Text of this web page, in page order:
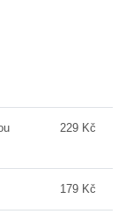
229 Kč
179 Kč